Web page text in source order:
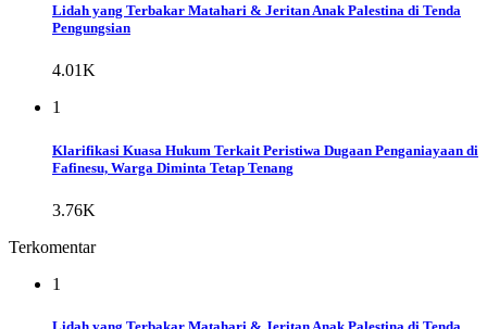
Lidah yang Terbakar Matahari & Jeritan Anak Palestina di Tenda
Pengungsian
4.01K
1
Klarifikasi Kuasa Hukum Terkait Peristiwa Dugaan Penganiayaan di
Fafinesu, Warga Diminta Tetap Tenang
3.76K
Terkomentar
1